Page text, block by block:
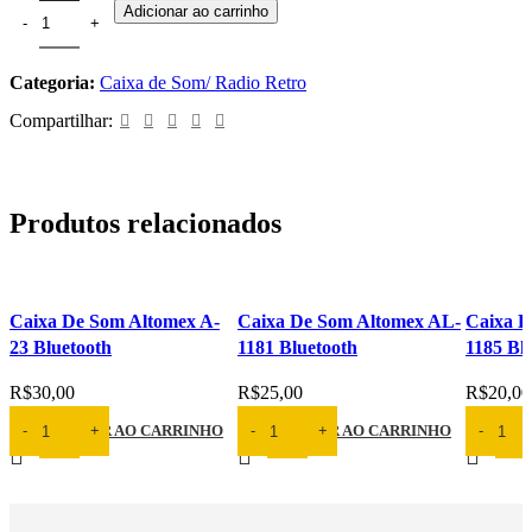
Adicionar ao carrinho
Categoria: Caixa de Som/ Radio Retro
Compartilhar:
Produtos relacionados
Caixa De Som Altomex A-
23 Bluetooth
R$30,00
ADICIONAR AO CARRINHO
Caixa De Som Altomex AL-
1181 Bluetooth
R$25,00
ADICIONAR AO CARRINHO
Caixa
1185
R$20,00